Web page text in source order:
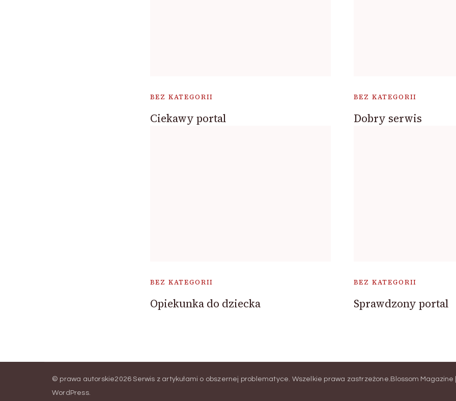
BEZ KATEGORII
Ciekawy portal
BEZ KATEGORII
Dobry serwis
BEZ KATEGORII
Opiekunka do dziecka
BEZ KATEGORII
Sprawdzony portal
© prawa autorskie2026Serwis z artykułami o obszernej problematyce. Wszelkie prawa zastrzeżone. Blossom Magazine
WordPress.